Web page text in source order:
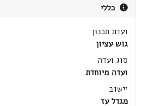
כללי
ועדת תכנון
גוש עציון
סוג ועדה
ועדה מיוחדת
יישוב
מגדל עז